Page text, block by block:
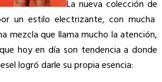
La nueva colección de
un estilo electrizante, con mucha
mezcla que llama mucho la atención,
hoy en día son tendencia a donde
logró darle su propia esencia: